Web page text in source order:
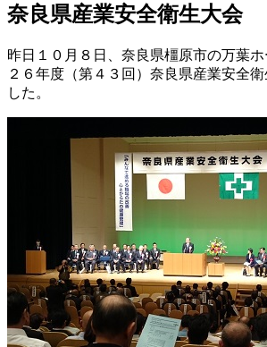
奈良県産業安全衛生大会
昨日１０月８日、奈良県橿原市の万葉
２６年度（第４３回）奈良県産業安全
した。